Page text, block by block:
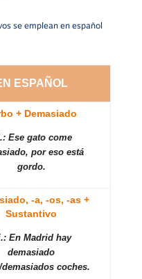
se emplean en español
ESPAÑOL
+ Demasiado
Ese gato come
por eso está
gordo.
-a, -os, -as +
Sustantivo
En Madrid hay
demasiado
coches.